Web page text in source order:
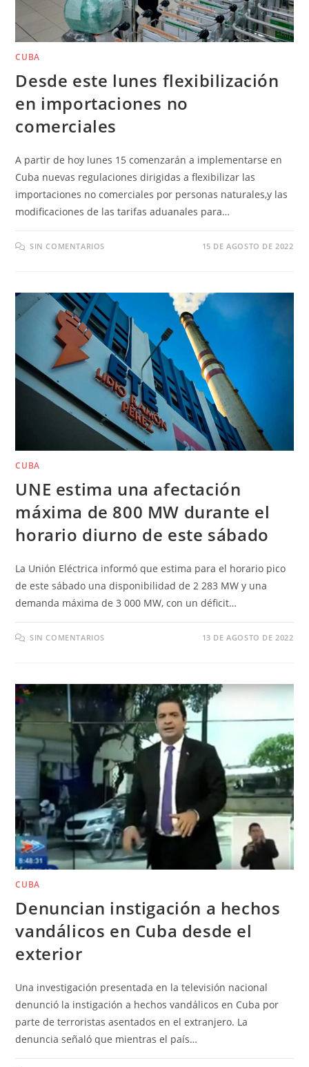
CUBA
Desde este lunes flexibilización
en importaciones no
comerciales
A partir de hoy lunes 15 comenzarán a implementarse en
Cuba nuevas regulaciones dirigidas a flexibilizar las
importaciones no comerciales por personas naturales,y las
modificaciones de las tarifas aduanales para…
SIN COMENTARIOS 15 DE AGOSTO DE 2022
CUBA
UNE estima una afectación
máxima de 800 MW durante el
horario diurno de este sábado
La Unión Eléctrica informó que estima para el horario pico
de este sábado una disponibilidad de 2 283 MW y una
demanda máxima de 3 000 MW, con un déficit…
SIN COMENTARIOS 13 DE AGOSTO DE 2022
CUBA
Denuncian instigación a hechos
vandálicos en Cuba desde el
exterior
Una investigación presentada en la televisión nacional
denunció la instigación a hechos vandálicos en Cuba por
parte de terroristas asentados en el extranjero. La
denuncia señaló que mientras el país…